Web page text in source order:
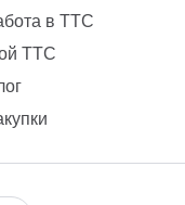
в ТТС
ТТС